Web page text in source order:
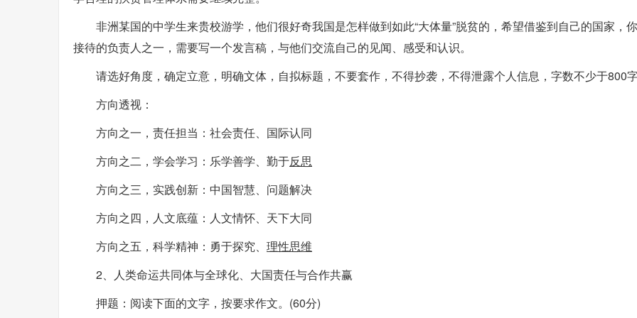
非洲某国的中学生来贵校游学，他们很好奇我国是怎样做到如此“大体量”脱贫的，希望借鉴到自己的国家，
接待的负责人之一，需要写一个发言稿，与他们交流自己的见闻、感受和认识。
请选好角度，确定立意，明确文体，自拟标题，不要套作，不得抄袭，不得泄露个人信息，字数不少于800字
方向透视：
方向之一，责任担当：社会责任、国际认同
方向之二，学会学习：乐学善学、勤于反思
方向之三，实践创新：中国智慧、问题解决
方向之四，人文底蕴：人文情怀、天下大同
方向之五，科学精神：勇于探究、 理性思维
2、人类命运共同体与全球化、大国责任与合作共赢
押题：阅读下面的文字，按要求作文。(60分)